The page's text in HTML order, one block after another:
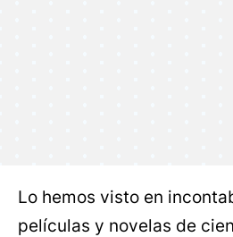
Lo hemos visto en
películas y novelas de